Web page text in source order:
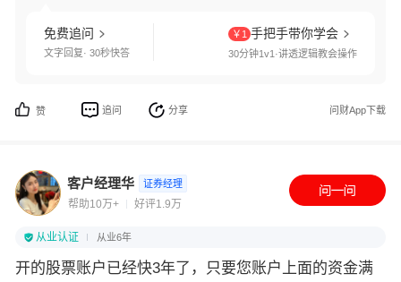
免费追问
文字回复· 30秒快答
￥1 手把手带你学会
30分钟1v1·讲透逻辑教会操作
赞 追问 分享 问财App下载
客户经理华 证券经理
帮助10万+ 好评1.9万
从业认证 从业6年
开的股票账户已经快3年了，只要您账户上面的资金满